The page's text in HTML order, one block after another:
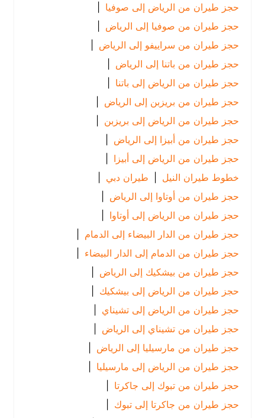
حجز طيران من الرياض إلى صوفيا
|
حجز طيران من صوفيا إلى الرياض
|
حجز طيران من سراييفو إلى الرياض
|
حجز طيران من باتنا إلى الرياض
|
حجز طيران من الرياض إلى باتنا |
حجز طيران من بريزبن إلى الرياض
|
حجز طيران من الرياض إلى بريزبن |
حجز طيران من أبيزا إلى الرياض
|
حجز طيران من الرياض إلى أبيزا
خطوط طيران النيل | طيران دبي |
حجز طيران من أوتاوا إلى الرياض
|
حجز طيران من الرياض إلى أوتاوا |
حجز طيران من الدار البيضاء إلى الدمام
|
حجز طيران من الدمام إلى الدار البيضاء |
حجز طيران من بيشكيك إلى الرياض
|
حجز طيران من الرياض إلى بيشكيك |
حجز طيران من الرياض إلى تشيناي |
حجز طيران من تشيناي إلى الرياض
|
حجز طيران من مارسيليا إلى الرياض
|
حجز طيران من الرياض إلى مارسيليا |
حجز طيران من تبوك إلى جاكرتا
|
حجز طيران من جاكرتا إلى تبوك
|